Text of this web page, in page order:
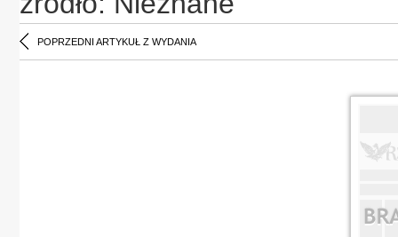
POPRZEDNI ARTYKUŁ Z WYDANIA